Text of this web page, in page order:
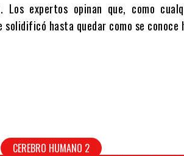
Los expertos opinan que, como
hasta quedar como se conoce
CEREBRO HUMANO 2